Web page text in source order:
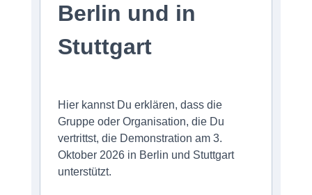
Berlin und in
Stuttgart
Hier kannst Du erklären, dass die
Gruppe oder Organisation, die Du
vertrittst, die Demonstration am 3.
Oktober 2026 in Berlin und Stuttgart
unterstützt.